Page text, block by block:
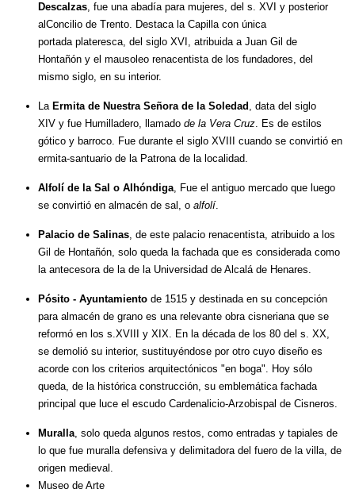
Descalzas, fue una abadía para mujeres, del s. XVI y posterior
alConcilio de Trento. Destaca la Capilla con única
portada plateresca, del siglo XVI, atribuida a Juan Gil de
Hontañón y el mausoleo renacentista de los fundadores, del
mismo siglo, en su interior.
La Ermita de Nuestra Señora de la Soledad , data del siglo
XIV y fue Humilladero, llamado de la Vera Cruz. Es de estilos
gótico y barroco. Fue durante el siglo XVIII cuando se convirtió en
ermita-santuario de la Patrona de la localidad.
Alfolí de la Sal o Alhóndiga, Fue el antiguo mercado que luego
se convirtió en almacén de sal, o alfolí.
Palacio de Salinas, de este palacio renacentista, atribuido a los
Gil de Hontañón, solo queda la fachada que es considerada como
la antecesora de la de la Universidad de Alcalá de Henares.
Pósito - Ayuntamientode 1515 y destinada en su concepción
para almacén de grano es una relevante obra cisneriana que se
reformó en los s.XVIII y XIX. En la década de los 80 del s. XX,
se demolió su interior, sustituyéndose por otro cuyo diseño es
acorde con los criterios arquitectónicos "en boga". Hoy sólo
queda, de la histórica construcción, su emblemática fachada
principal que luce el escudo Cardenalicio-Arzobispal de Cisneros.
Muralla, solo queda algunos restos, como entradas y tapiales de
lo que fue muralla defensiva y delimitadora del fuero de la villa, de
origen medieval.
Museo de Arte